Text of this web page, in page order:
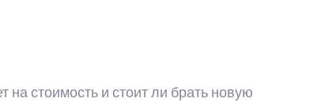
на стоимость и стоит ли брать новую